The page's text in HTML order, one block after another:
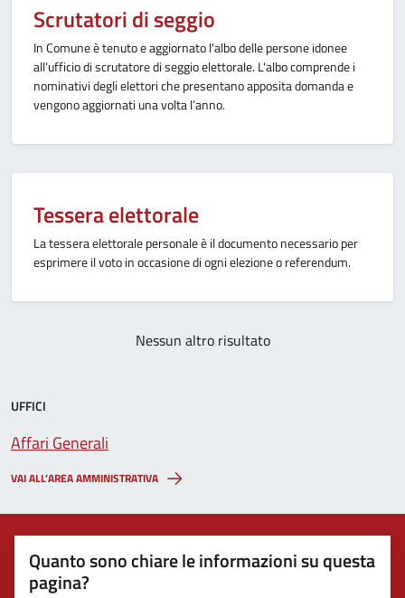
Scrutatori di seggio
In Comune è tenuto e aggiornato l'albo delle persone idonee
all’ufficio di scrutatore di seggio elettorale. L'albo comprende i
nominativi degli elettori che presentano apposita domanda e
vengono aggiornati una volta l’anno.
Tessera elettorale
La tessera elettorale personale è il documento necessario per
esprimere il voto in occasione di ogni elezione o referendum.
Nessun altro risultato
UFFICI
Affari Generali
VAI ALL’AREA AMMINISTRATIVA
Quanto sono chiare le informazioni su questa
pagina?